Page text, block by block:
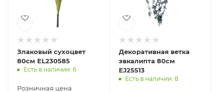
Злаковый сухоцвет
80см EL230585
Есть в наличии: 6
Розничная цена
Декоративная ветка
эвкалипта 80см
EJ25513
Есть в наличии: 8